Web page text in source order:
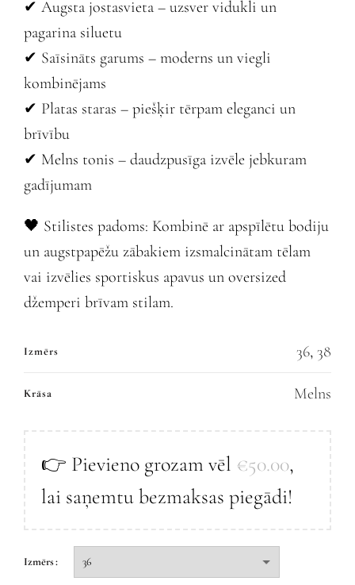
✔ Augsta jostasvieta – uzsver vidukli un
pagarina siluetu
✔ Saīsināts garums – moderns un viegli
kombinējams
✔ Platas staras – piešķir tērpam eleganci un
brīvību
✔ Melns tonis – daudzpusīga izvēle jebkuram
gadījumam
🖤 Stilistes padoms: Kombinē ar apspīlētu bodiju
un augstpapēžu zābakiem izsmalcinātam tēlam
vai izvēlies sportiskus apavus un oversized
džemperi brīvam stilam.
Izmērs 36, 38
Krāsa Melns
👉 Pievieno grozam vēl €50.00,
lai saņemtu bezmaksas piegādi!
Izmērs